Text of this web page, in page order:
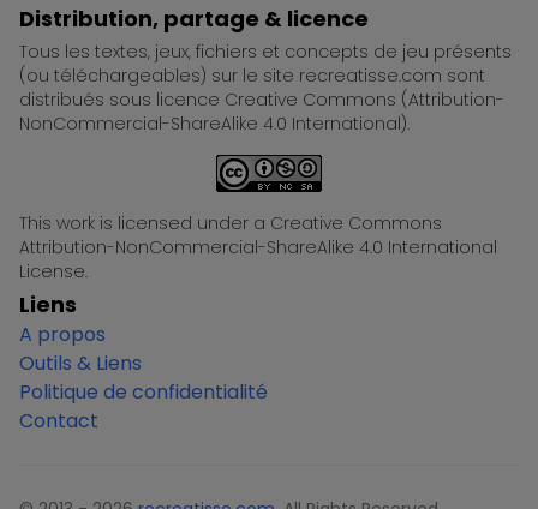
Distribution, partage & licence
Tous les textes, jeux, fichiers et concepts de jeu présents
(ou téléchargeables) sur le site recreatisse.com sont
distribués sous licence Creative Commons (Attribution-
NonCommercial-ShareAlike 4.0 International).
This work is licensed under a Creative Commons
Attribution-NonCommercial-ShareAlike 4.0 International
License.
Liens
A propos
Outils & Liens
Politique de confidentialité
Contact